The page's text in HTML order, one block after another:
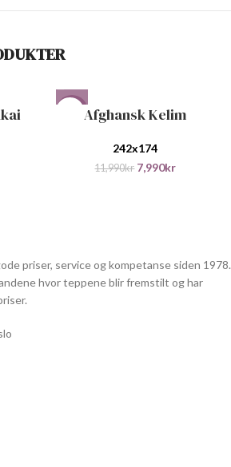
Afghansk Kelim
242x174
11,990kr 7,990kr
priser, service og kompetanse siden 1978.
hvor teppene blir fremstilt og har